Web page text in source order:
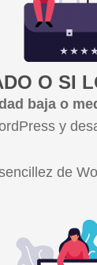
O SI
baja o
y
de